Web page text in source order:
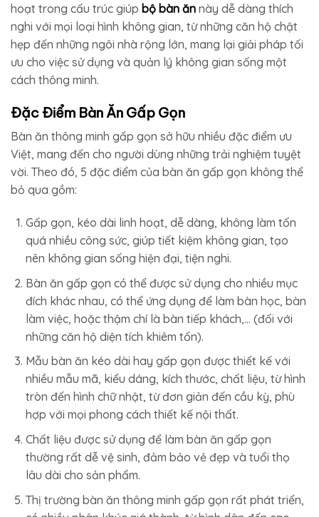
hoạt trong cấu trúc giúp bộ bàn ăn này dễ dàng thích
nghi với mọi loại hình không gian, từ những căn hộ chật
hẹp đến những ngôi nhà rộng lớn, mang lại giải pháp tối
ưu cho việc sử dụng và quản lý không gian sống một
cách thông minh.
Đặc Điểm Bàn Ăn Gấp Gọn
Bàn ăn thông minh gấp gọn sở hữu nhiều đặc điểm ưu
Việt, mang đến cho người dùng những trải nghiệm tuyệt
vời. Theo đó, 5 đặc điểm của bàn ăn gấp gọn không thể
bỏ qua gồm:
Gấp gọn, kéo dài linh hoạt, dễ dàng, không làm tốn
quá nhiều công sức, giúp tiết kiệm không gian, tạo
nên không gian sống hiện đại, tiện nghi.
Bàn ăn gấp gọn có thể được sử dụng cho nhiều mục
đích khác nhau, có thể ứng dụng để làm bàn học, bàn
làm việc, hoặc thậm chí là bàn tiếp khách,… (đối với
những căn hộ diện tích khiêm tốn).
Mẫu bàn ăn kéo dài hay gấp gọn được thiết kế với
nhiều mẫu mã, kiểu dáng, kích thước, chất liệu, từ hình
tròn đến hình chữ nhật, từ đơn giản đến cầu kỳ, phù
hợp với mọi phong cách thiết kế nội thất.
Chất liệu được sử dụng để làm bàn ăn gấp gọn
thường rất dễ vệ sinh, đảm bảo vẻ đẹp và tuổi thọ
lâu dài cho sản phẩm.
Thị trường bàn ăn thông minh gấp gọn rất phát triển,